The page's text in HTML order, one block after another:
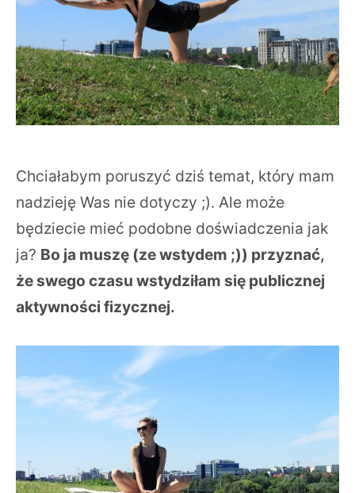
Chciałabym poruszyć dziś temat, który mam
nadzieję Was nie dotyczy ;). Ale może
będziecie mieć podobne doświadczenia jak
ja? Bo ja muszę (ze wstydem ;)) przyznać,
że swego czasu wstydziłam się publicznej
aktywności fizycznej.